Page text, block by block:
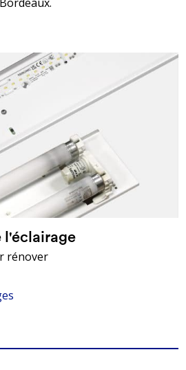
l'éclairage
rénover